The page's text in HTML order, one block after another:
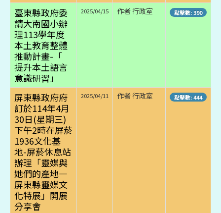
臺東縣政府委
請大南國小辦
理113學年度
本土教育整體
推動計畫-「
提升本土語言
意識研習」
2025/04/15 作者 行政室 點擊數: 390
屏東縣政府府
訂於114年4月
30日(星期三)
下午2時在屏菸
1936文化基
地-屏菸休息站
辦理「靈媒與
她們的產地—
屏東縣靈媒文
化特展」開展
分享會
2025/04/11 作者 行政室 點擊數: 444